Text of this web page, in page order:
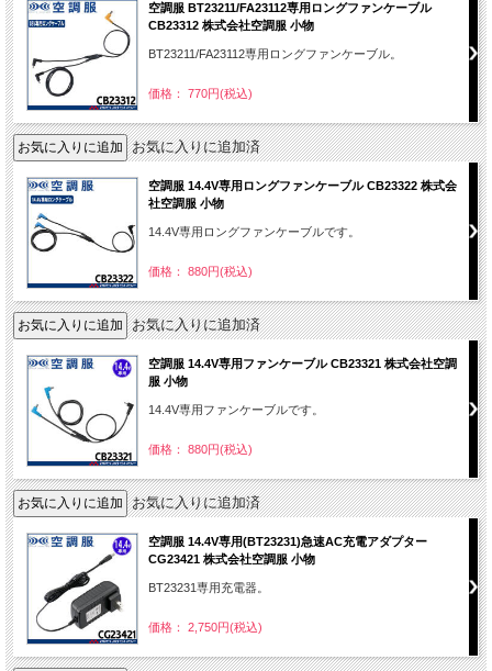
空調服 BT23211/FA23112専用ロングファンケーブル
CB23312 株式会社空調服 小物
BT23211/FA23112専用ロングファンケーブル。
価格： 770円(税込)
お気に入りに追加済
空調服 14.4V専用ロングファンケーブル CB23322 株式会
社空調服 小物
14.4V専用ロングファンケーブルです。
価格： 880円(税込)
お気に入りに追加済
空調服 14.4V専用ファンケーブル CB23321 株式会社空調
服 小物
14.4V専用ファンケーブルです。
価格： 880円(税込)
お気に入りに追加済
空調服 14.4V専用(BT23231)急速AC充電アダプター
CG23421 株式会社空調服 小物
BT23231専用充電器。
価格： 2,750円(税込)